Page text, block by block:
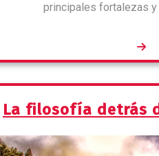
principales fortalezas y
La filosofía detrás